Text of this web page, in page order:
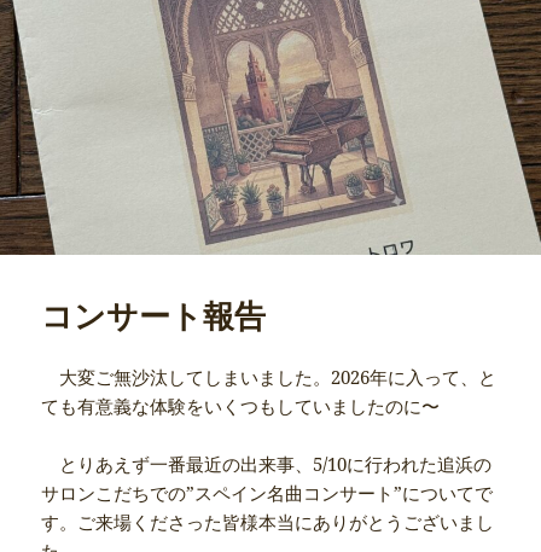
コンサート報告
大変ご無沙汰してしまいました。2026年に入って、と
ても有意義な体験をいくつもしていましたのに〜
とりあえず一番最近の出来事、5/10に行われた追浜の
サロンこだちでの”スペイン名曲コンサート”についてで
す。ご来場くださった皆様本当にありがとうございまし